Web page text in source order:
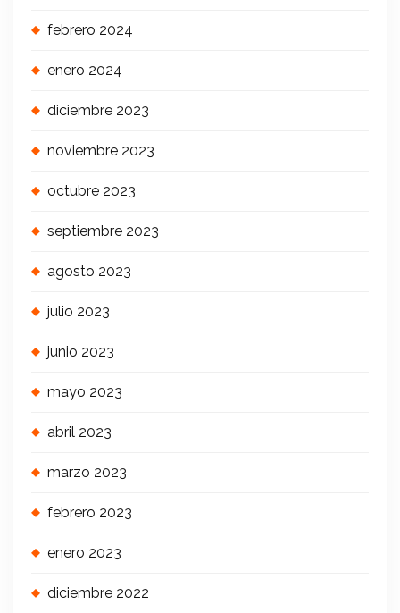
febrero 2024
enero 2024
diciembre 2023
noviembre 2023
octubre 2023
septiembre 2023
agosto 2023
julio 2023
junio 2023
mayo 2023
abril 2023
marzo 2023
febrero 2023
enero 2023
diciembre 2022